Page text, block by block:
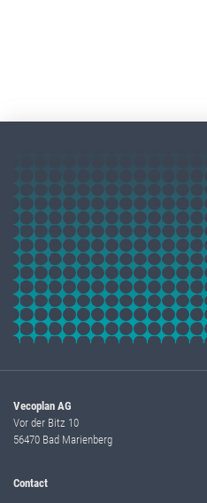
Vecoplan AG
Vor der Bitz 10
56470 Bad Marienberg
Contact